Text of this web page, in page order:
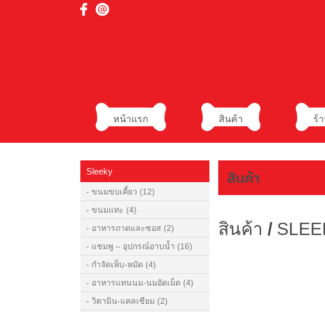
หน้าแรก สินค้า ร้
Sleeky
- ขนมขบเคี้ยว (12)
- ขนมแทะ (4)
- อาหารถาดและซอส (2)
- แชมพู – อุปกรณ์อาบน้ำ (16)
- กำจัดเห็บ-หมัด (4)
- อาหารแทนนม-นมอัดเม็ด (4)
- วิตามิน-แคลเซียม (2)
สินค้า
สินค้า /